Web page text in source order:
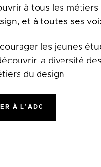
à tous les métiers
et à toutes ses
les jeunes
la diversité des
du design
À L’ADC